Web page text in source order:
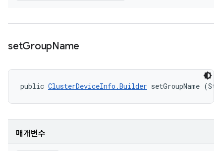
setGroupName
public ClusterDeviceInfo.Builder setGroupName
매개변수